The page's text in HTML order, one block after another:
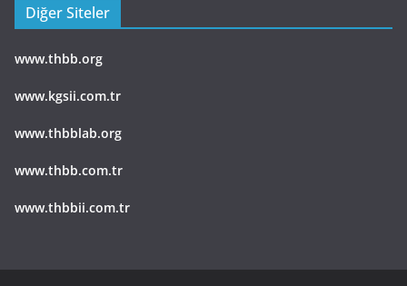
Diğer Siteler
www.thbb.org
www.kgsii.com.tr
www.thbblab.org
www.thbb.com.tr
www.thbbii.com.tr